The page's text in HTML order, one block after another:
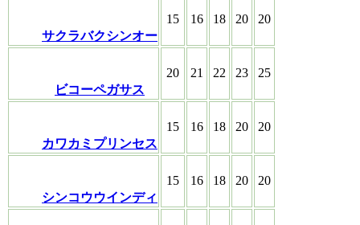
サクラバクシンオー
15 16 18 20 20
ビコーペガサス
20 21 22 23 25
カワカミプリンセス
15 16 18 20 20
シンコウウインディ
15 16 18 20 20